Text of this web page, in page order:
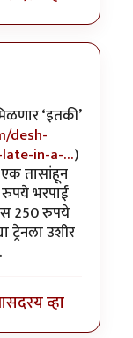
‘इतकी’
desh-
in-a-…)
तासांहून
रुपये भरपाई
250 रुपये
ट्रेनला उशीर
सदस्य व्हा